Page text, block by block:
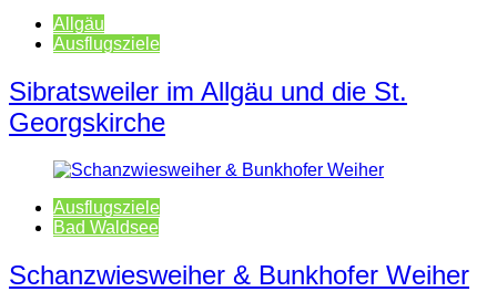
Allgäu
Ausflugsziele
Sibratsweiler im Allgäu und die St.
Georgskirche
Ausflugsziele
Bad Waldsee
Schanzwiesweiher & Bunkhofer Weiher